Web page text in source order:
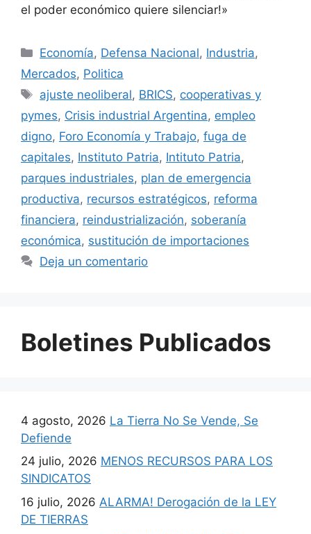
el poder económico quiere silenciar!»
Economía, Defensa Nacional, Industria,
Mercados, Politica
ajuste neoliberal, BRICS, cooperativas y
pymes, Crisis industrial Argentina, empleo
digno, Foro Economía y Trabajo, fuga de
capitales, Instituto Patria, Intituto Patria,
parques industriales, plan de emergencia
productiva, recursos estratégicos, reforma
financiera, reindustrialización, soberanía
económica, sustitución de importaciones
Deja un comentario
Boletines Publicados
4 agosto, 2026 La Tierra No Se Vende, Se
Defiende
24 julio, 2026 MENOS RECURSOS PARA LOS
SINDICATOS
16 julio, 2026 ALARMA! Derogación de la LEY
DE TIERRAS